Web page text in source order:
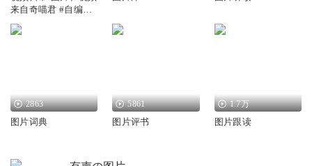
来自奇喵君 #自编视
频
2863
图片词典
5861
图片评书
1.7万
图片跟读